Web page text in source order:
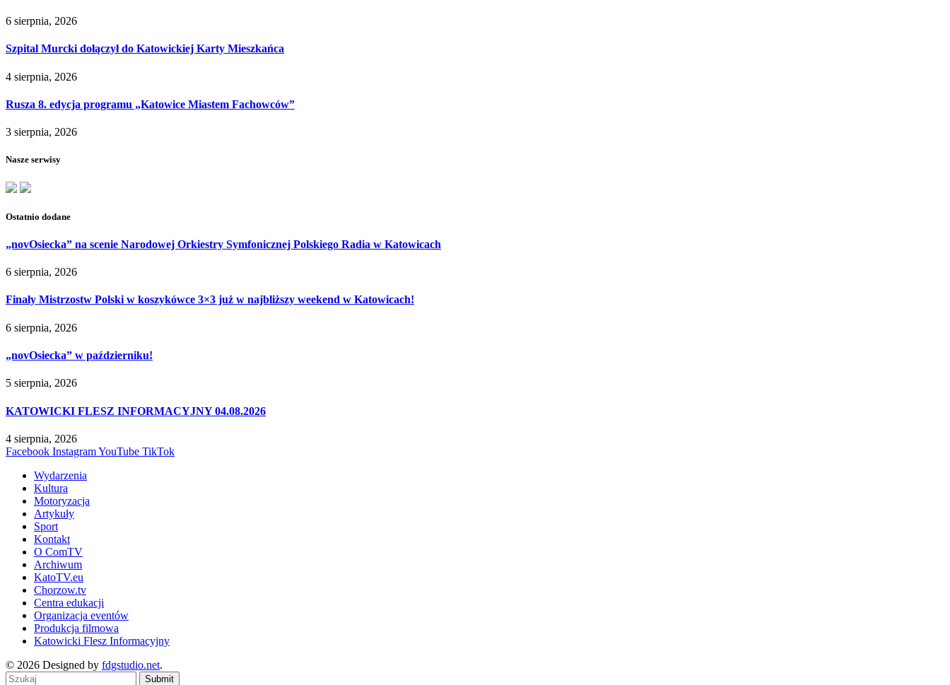
6 sierpnia, 2026
Szpital Murcki dołączył do Katowickiej Karty Mieszkańca
4 sierpnia, 2026
Rusza 8. edycja programu „Katowice Miastem Fachowców”
3 sierpnia, 2026
Nasze serwisy
Ostatnio dodane
„novOsiecka” na scenie Narodowej Orkiestry Symfonicznej Polskiego Radia w Katowicach
6 sierpnia, 2026
Finały Mistrzostw Polski w koszykówce 3×3 już w najbliższy weekend w Katowicach!
6 sierpnia, 2026
„novOsiecka” w październiku!
5 sierpnia, 2026
KATOWICKI FLESZ INFORMACYJNY 04.08.2026
4 sierpnia, 2026
Facebook InstagramYouTube TikTok
Wydarzenia
Kultura
Motoryzacja
Artykuły
Sport
Kontakt
O ComTV
Archiwum
KatoTV.eu
Chorzow.tv
Centra edukacji
Organizacja eventów
Produkcja filmowa
Katowicki Flesz Informacyjny
© 2026 Designed by fdgstudio.net.
Submit